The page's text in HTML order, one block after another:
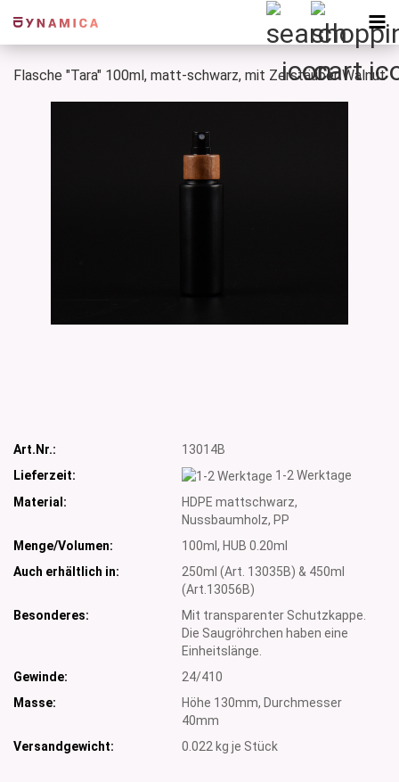
Flasche "Tara" 100ml, matt-schwarz, mit Zerstäuber Walnut
Art.Nr.:
13014B
Lieferzeit:
1-2 Werktage
Material:
HDPE mattschwarz,
Nussbaumholz, PP
Menge/Volumen:
100ml, HUB 0.20ml
Auch erhältlich in:
250ml (Art. 13035B) & 450ml
(Art.13056B)
Besonderes:
Mit transparenter Schutzkappe.
Die Saugröhrchen haben eine
Einheitslänge.
Gewinde:
24/410
Masse:
Höhe 130mm, Durchmesser
40mm
Versandgewicht:
0.022 kg je Stück